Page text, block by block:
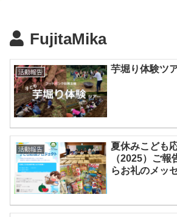
FujitaMika
活動報告 芋堀り体験ツ
活動報告
夏休みこども
（2025）ご
らお礼のメッ